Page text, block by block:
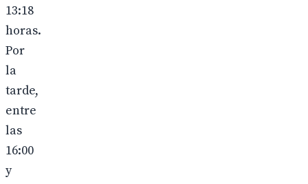
13:18
horas.
Por
la
tarde,
entre
las
16:00
y